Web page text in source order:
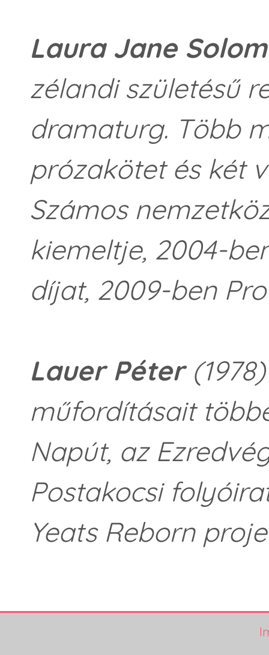
Laura Jane
zélandi születésű
dramaturg. Több
prózakötet és két
Számos
kiemeltje, 2004-
díjat, 2009-ben
Lauer Péter
műfordításait
Napút, az
Postakocsi
Yeats Reborn